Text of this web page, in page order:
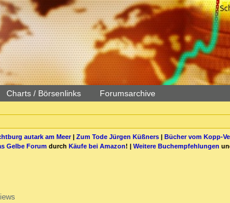
Charts / Börsenlinks Forumsarchive
autark am Meer| Zum Tode Jürgen Küßners| Bücher vom Kopp-
Gelbe Forum durch Käufe bei Amazon! | Weitere Buchempfehlungen